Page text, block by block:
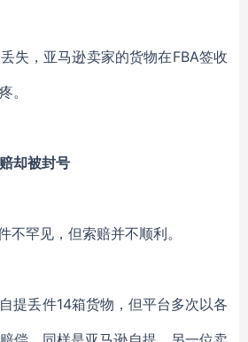
失，亚马逊卖家的货物在FBA签收
。
却被封号
不罕见，但索赔并不顺利。
提丢件14箱货物，但平台多次以各